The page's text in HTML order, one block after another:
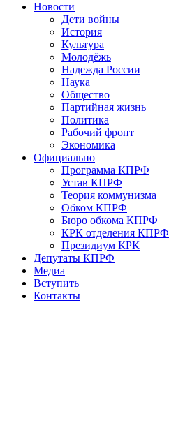
Новости
Дети войны
История
Культура
Молодёжь
Надежда России
Наука
Общество
Партийная жизнь
Политика
Рабочий фронт
Экономика
Официально
Программа КПРФ
Устав КПРФ
Теория коммунизма
Обком КПРФ
Бюро обкома КПРФ
КРК отделения КПРФ
Президиум КРК
Депутаты КПРФ
Медиа
Вступить
Контакты